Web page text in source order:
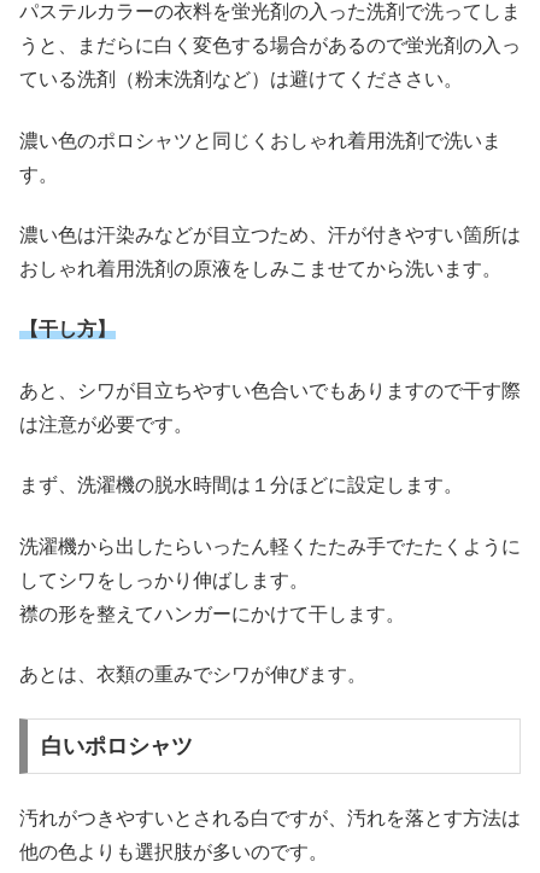
パステルカラーの衣料を蛍光剤の入った洗剤で洗ってしま
うと、まだらに白く変色する場合があるので蛍光剤の入っ
ている洗剤（粉末洗剤など）は避けてくだささい。
濃い色のポロシャツと同じくおしゃれ着用洗剤で洗いま
す。
濃い色は汗染みなどが目立つため、汗が付きやすい箇所は
おしゃれ着用洗剤の原液をしみこませてから洗います。
【干し方】
あと、シワが目立ちやすい色合いでもありますので干す際
は注意が必要です。
まず、洗濯機の脱水時間は１分ほどに設定します。
洗濯機から出したらいったん軽くたたみ手でたたくように
してシワをしっかり伸ばします。
襟の形を整えてハンガーにかけて干します。
あとは、衣類の重みでシワが伸びます。
白いポロシャツ
汚れがつきやすいとされる白ですが、汚れを落とす方法は
他の色よりも選択肢が多いのです。